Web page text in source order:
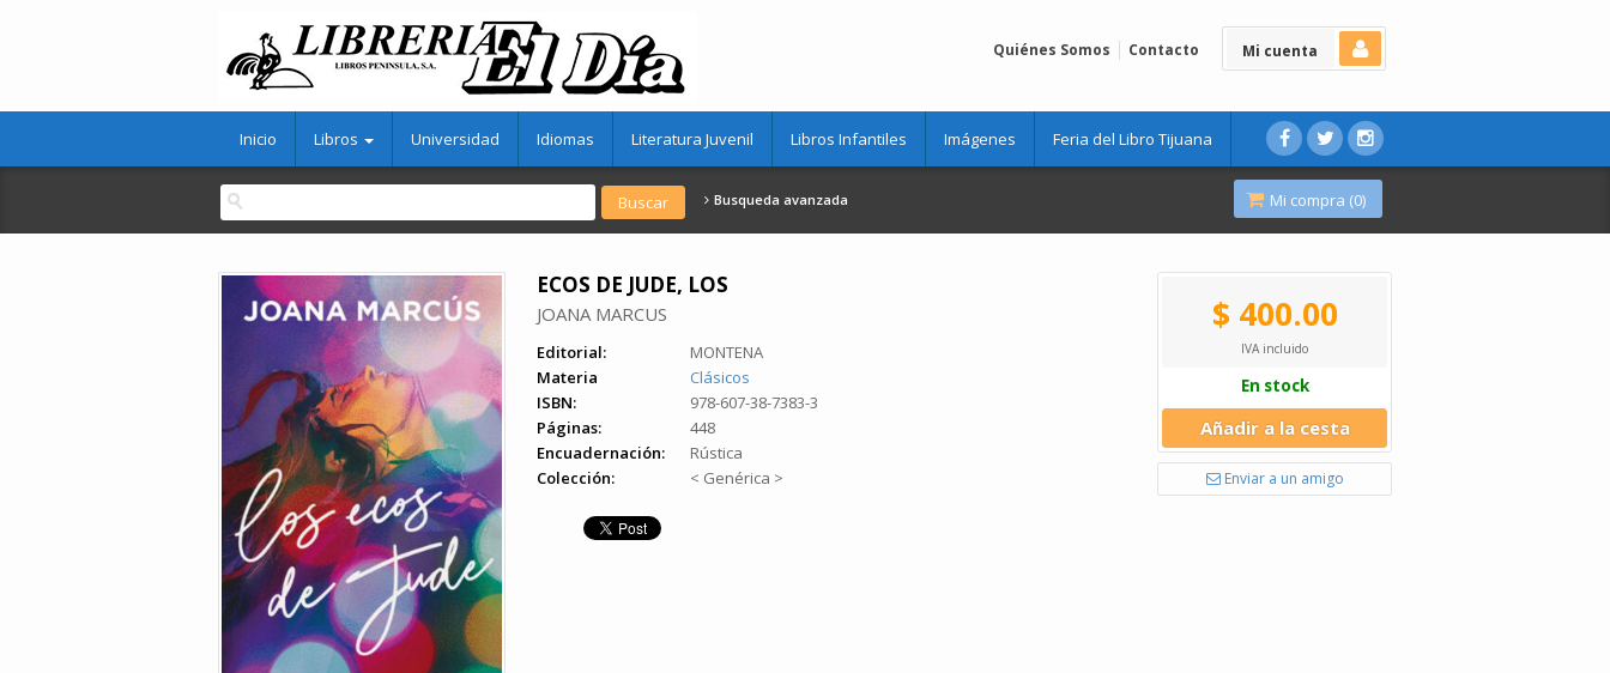
Mi cuenta
Quiénes Somos Contacto
Inicio Libros Universidad Idiomas Literatura Juvenil Libros Infantiles Imágenes Feria del Libro Tijuana
Busqueda avanzada Mi compra (0)
ECOS DE JUDE, LOS
JOANA MARCUS
Editorial:
MONTENA
Materia
Clásicos
ISBN:
978-607-38-7383-3
Páginas:
448
Encuadernación:
Rústica
Colección:
< Genérica >
$ 400.00
IVA incluido
En stock
Añadir a la cesta
Enviar a un amigo